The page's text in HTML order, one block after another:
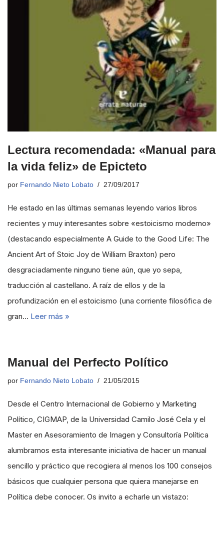
Lectura recomendada: «Manual para
la vida feliz» de Epicteto
por Fernando Nieto Lobato 27/09/2017
He estado en las últimas semanas leyendo varios libros
recientes y muy interesantes sobre «estoicismo moderno»
(destacando especialmente A Guide to the Good Life: The
Ancient Art of Stoic Joy de William Braxton) pero
desgraciadamente ninguno tiene aún, que yo sepa,
traducción al castellano. A raíz de ellos y de la
profundización en el estoicismo (una corriente filosófica de
gran… Leer más »
Manual del Perfecto Político
por Fernando Nieto Lobato 21/05/2015
Desde el Centro Internacional de Gobierno y Marketing
Político, CIGMAP, de la Universidad Camilo José Cela y el
Master en Asesoramiento de Imagen y Consultoría Política
alumbramos esta interesante iniciativa de hacer un manual
sencillo y práctico que recogiera al menos los 100 consejos
básicos que cualquier persona que quiera manejarse en
Política debe conocer. Os invito a echarle un vistazo: